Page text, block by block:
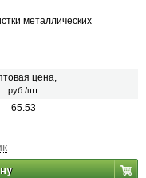
металлических
цена,
руб./шт.
65.53